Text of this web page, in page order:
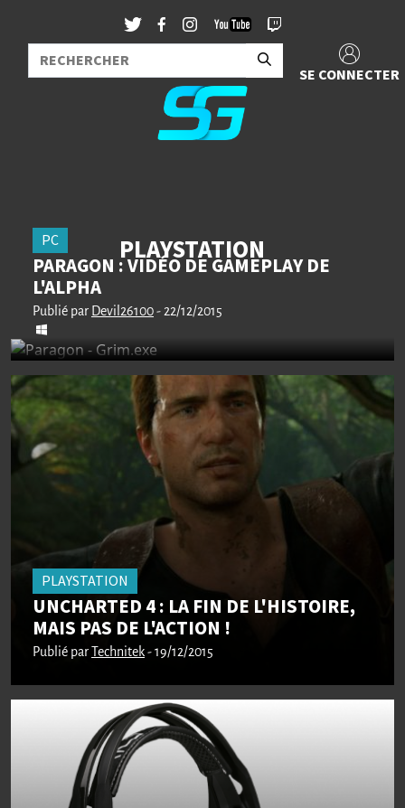
SE CONNECTER
PLAYSTATION
PC
PARAGON : VIDÉO DE GAMEPLAY DE
L'ALPHA
Publié par Devil26100- 22/12/2015
PLAYSTATION
UNCHARTED 4 : LA FIN DE L'HISTOIRE,
MAIS PAS DE L'ACTION !
Publié par Technitek- 19/12/2015